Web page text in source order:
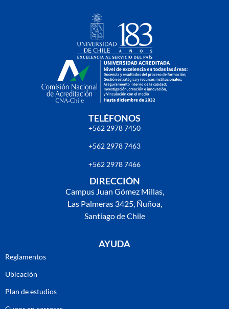
TELÉFONOS
+562 2978 7450
+562 2978 7463
+562 2978 7466
DIRECCIÓN
Campus Juan Gómez Millas,
Las Palmeras 3425, Ñuñoa,
Santiago de Chile
AYUDA
Reglamentos
Ubicación
Plan de estudios